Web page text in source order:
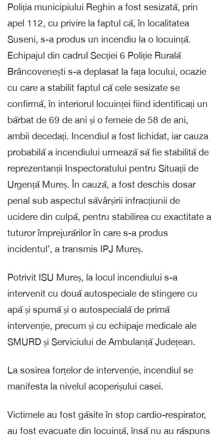
Poliția municipiului Reghin a fost sesizată, prin
apel 112, cu privire la faptul că, în localitatea
Suseni, s-a produs un incendiu la o locuință.
Echipajul din cadrul Secției 6 Poliție Rurală
Brâncovenești s-a deplasat la fața locului, ocazie
cu care a stabilit faptul că cele sesizate se
confirmă, în interiorul locuinței fiind identificați un
bărbat de 69 de ani și o femeie de 58 de ani,
ambii decedați. Incendiul a fost lichidat, iar cauza
probabilă a incendiului urmează să fie stabilită de
reprezentanții Inspectoratului pentru Situații de
Urgență Mureș. În cauză, a fost deschis dosar
penal sub aspectul săvârșirii infracțiunii de
ucidere din culpă, pentru stabilirea cu exactitate a
tuturor împrejurărilor în care s-a produs
incidentul’, a transmis IPJ Mureș.
Potrivit ISU Mureș, la locul incendiului s-a
intervenit cu două autospeciale de stingere cu
apă și spumă și o autospecială de primă
intervenție, precum și cu echipaje medicale ale
SMURD și Serviciului de Ambulanță Județean.
La sosirea forțelor de intervenție, incendiul se
manifesta la nivelul acoperișului casei.
Victimele au fost găsite în stop cardio-respirator,
au fost evacuate din locuință, însă nu au răspuns